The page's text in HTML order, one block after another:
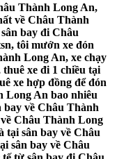
Thành Long An,
về Châu Thành
bay đi Châu
tôi mướn xe đón
Long An, xe chạy
xe đi 1 chiều tại
xe hợp đồng để đón
Long An bao nhiêu
bay về Châu Thành
Châu Thành Long
tại sân bay về Châu
sân bay về Châu